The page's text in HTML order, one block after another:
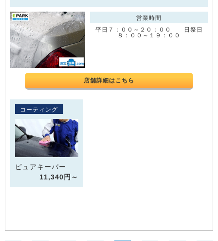
営業時間
平日７：００～２０：００ 日祭日
８：００～１９：００
店舗詳細はこちら
コーティング
ピュアキーパー
11,340円～